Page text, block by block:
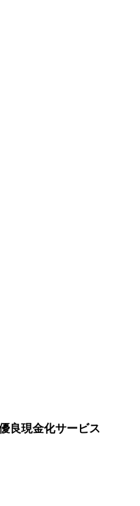
良現金化サービス